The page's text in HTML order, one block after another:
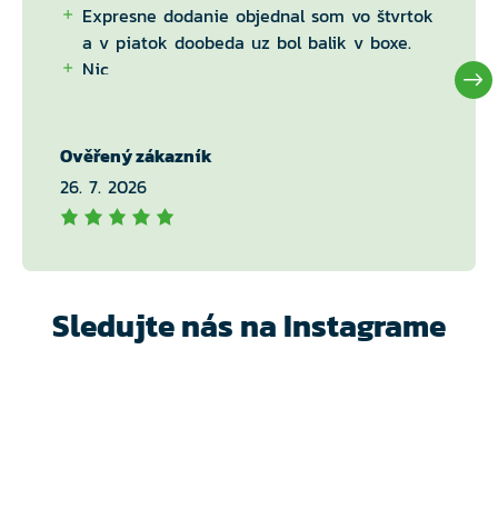
Expresne dodanie objednal som vo štvrtok
a v piatok doobeda uz bol balik v boxe.
Nic
Ověřený zákazník
26. 7. 2026
Sledujte nás na Instagrame